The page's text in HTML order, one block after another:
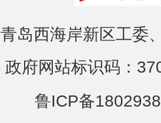
青岛西海岸新区工委
政府网站标识码：
鲁ICP备